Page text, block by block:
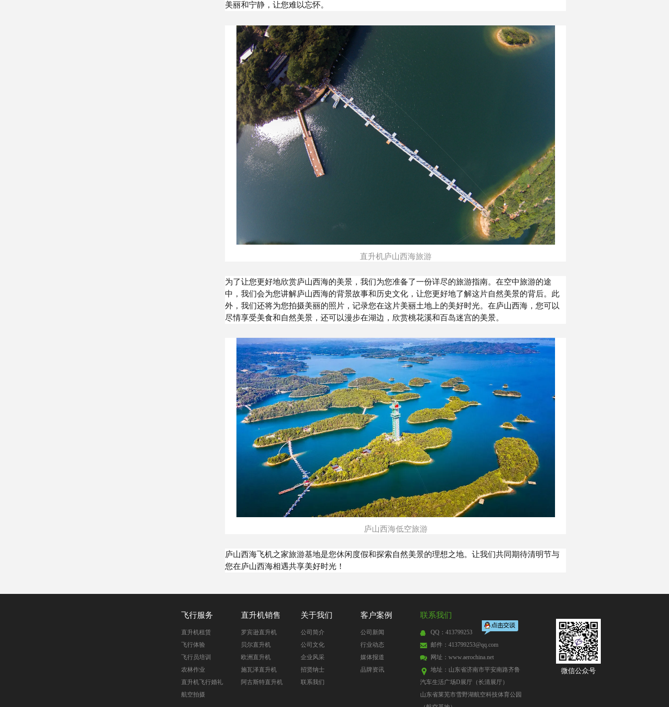
美丽和宁静，让您难以忘怀。
直升机庐山西海旅游
为了让您更好地欣赏庐山西海的美景，我们为您准备了一份详尽的旅游指南。在空中旅游的途
中，我们会为您讲解庐山西海的背景故事和历史文化，让您更好地了解这片自然美景的背后。此
外，我们还将为您拍摄美丽的照片，记录您在这片美丽土地上的美好时光。在庐山西海，您可以
尽情享受美食和自然美景，还可以漫步在湖边，欣赏桃花溪和百岛迷宫的美景。
庐山西海低空旅游
庐山西海飞机之家旅游基地是您休闲度假和探索自然美景的理想之地。让我们共同期待清明节与
您在庐山西海相遇共享美好时光！
飞行服务
直升机租赁
飞行体验
飞行员培训
农林作业
直升机飞行婚礼
航空拍摄
直升机销售
罗宾逊直升机
贝尔直升机
欧洲直升机
施瓦泽直升机
阿古斯特直升机
关于我们
公司简介
公司文化
企业风采
招贤纳士
联系我们
客户案例
公司新闻
行业动态
媒体报道
品牌资讯
联系我们
QQ：413799253
邮件：413799253@qq.com
网址： www.aerochina.net
地址：山东省济南市平安南路齐鲁
汽车生活广场D展厅（长清展厅）
山东省莱芜市雪野湖航空科技体育公园
微信公众号